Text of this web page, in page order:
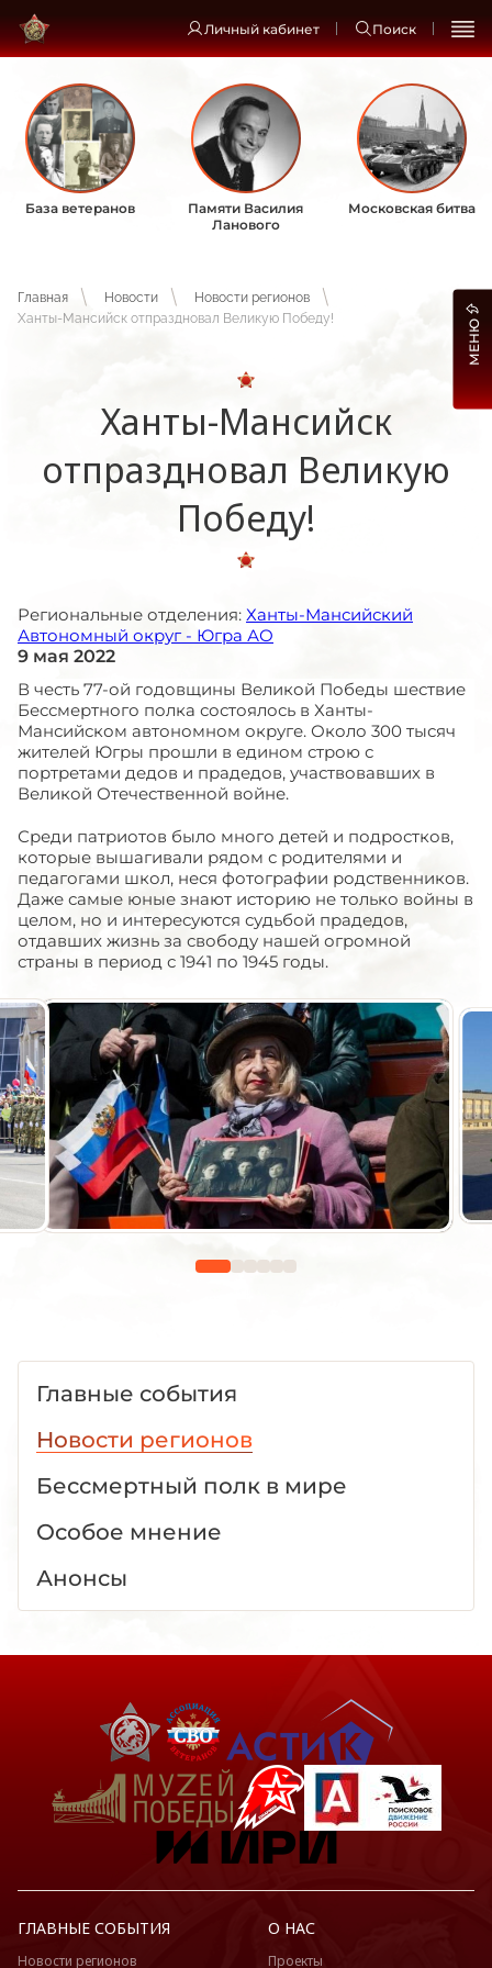
Личный кабинет Поиск
База ветеранов
Памяти Василия
Ланового
Московская битва
Главная Новости
Новости регионов
Ханты-Мансийск отпраздновал Великую Победу!
Ханты-Мансийск
отпраздновал Великую
Победу!
Региональные отделения: Ханты-Мансийский
Автономный округ - Югра АО
9 мая 2022
В честь 77-ой годовщины Великой Победы шествие
Бессмертного полка состоялось в Ханты-
Мансийском автономном округе. Около 300 тысяч
жителей Югры прошли в едином строю с
портретами дедов и прадедов, участвовавших в
Великой Отечественной войне.
Среди патриотов было много детей и подростков,
которые вышагивали рядом с родителями и
педагогами школ, неся фотографии родственников.
Даже самые юные знают историю не только войны в
целом, но и интересуются судьбой прадедов,
отдавших жизнь за свободу нашей огромной
страны в период с 1941 по 1945 годы.
Главные события
Новости регионов
Бессмертный полк в мире
Особое мнение
Анонсы
МЕНЮ
ГЛАВНЫЕ СОБЫТИЯ
Новости регионов
О НАС
Проекты